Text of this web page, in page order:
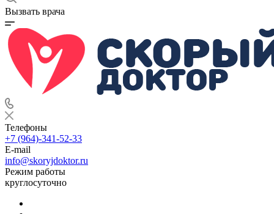
Вызвать врача
Телефоны
+7 (964)-341-52-33
E-mail
info@skoryjdoktor.ru
Режим работы
круглосуточно